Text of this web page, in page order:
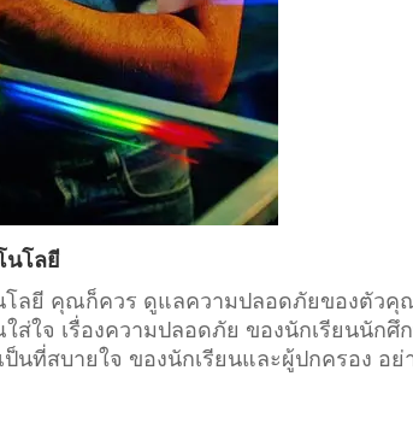
นโลยี
โลยี คุณก็ควร ดูแลความปลอดภัยของตัวคุ
ส่ใจ เรื่องความปลอดภัย ของนักเรียนนักศึ
นที่สบายใจ ของนักเรียนและผู้ปกครอง อย่